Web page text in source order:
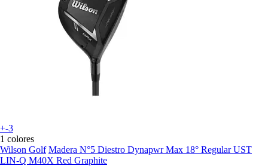
+-3
1 colores
Wilson Golf Madera N°5 Diestro Dynapwr Max 18° Regular UST
LIN-Q M40X Red Graphite